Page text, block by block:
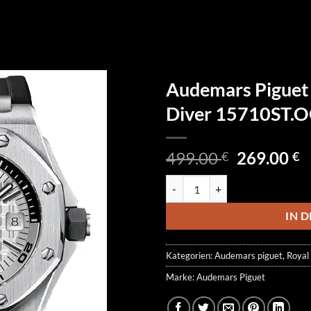
Audemars
Diver
499.00€
499.00 €
269.00€
IN
Kategorien:Audemars piguet,
Marke:Audemars Piguet